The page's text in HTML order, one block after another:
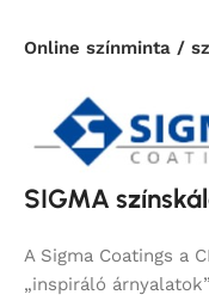
Online színminta /
SIGMA
A Sigma Coatings a
„inspiráló